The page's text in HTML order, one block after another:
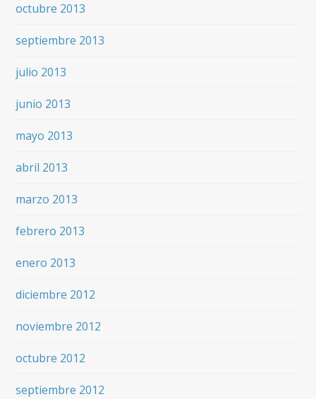
octubre 2013
septiembre 2013
julio 2013
junio 2013
mayo 2013
abril 2013
marzo 2013
febrero 2013
enero 2013
diciembre 2012
noviembre 2012
octubre 2012
septiembre 2012